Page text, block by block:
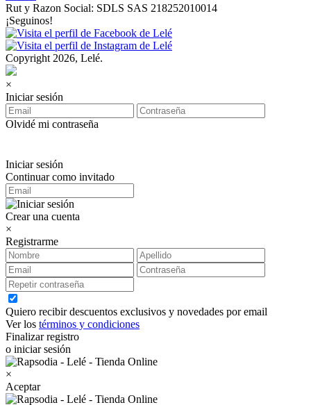
Rut y Razon Social: SDLS SAS 218252010014
¡Seguinos!
Copyright 2026, Lelé.
×
Iniciar sesión
Olvidé mi contraseña
Iniciar sesión
Continuar como invitado
Crear una cuenta
×
Registrarme
Quiero recibir descuentos exclusivos y novedades por email
Ver los términos y condiciones
Finalizar registro
o iniciar sesión
×
Aceptar